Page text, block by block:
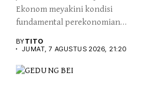
Ekonom meyakini kondisi
fundamental perekonomian
ditengah...
BYTITO
JUMAT, 7 AGUSTUS 2026, 21:20